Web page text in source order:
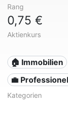
Rang
0,75 €
Aktienkurs
🏠 Immobilien
💼
Kategorien